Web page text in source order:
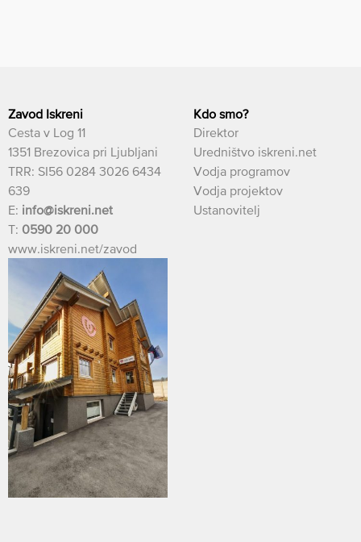
Zavod Iskreni
Cesta v Log 11
1351 Brezovica pri Ljubljani
TRR: SI56 0284 3026 6434
639
E: info@iskreni.net
T: 0590 20 000
www.iskreni.net/zavod
Kdo smo?
Direktor
Uredništvo iskreni.net
Vodja programov
Vodja projektov
Ustanovitelj